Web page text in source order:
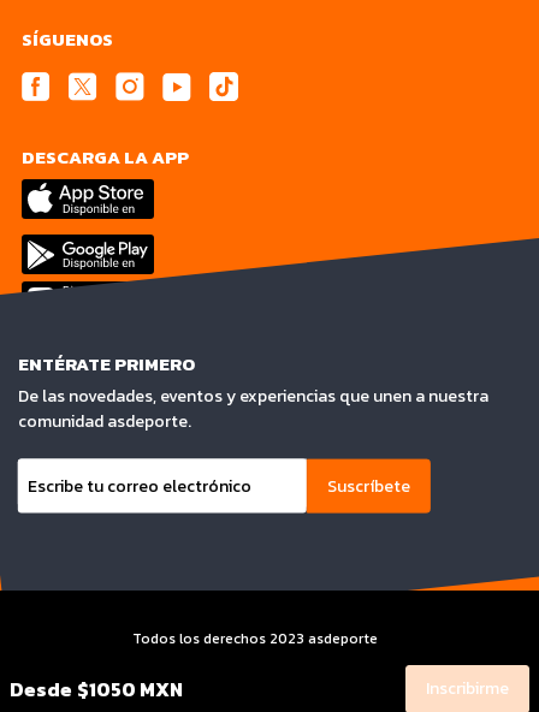
Desde $1050 MXN Inscribirme
SÍGUENOS
DESCARGA LA APP
ENTÉRATE PRIMERO
De las novedades, eventos y experiencias que unen a nuestra
comunidad asdeporte.
Suscríbete
Todos los derechos 2023 asdeporte
Terminos y condiciones y Aviso de privacidad